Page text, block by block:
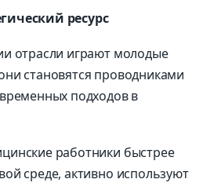
ресурс
отрасли играют молодые
становятся проводниками
подходов в
работники быстрее
среде, активно используют